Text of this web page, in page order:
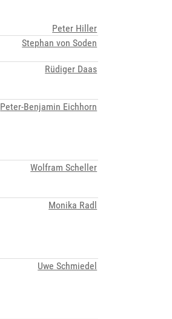
Peter Hiller
Stephan von Soden
Rüdiger Daas
Peter-Benjamin Eichhorn
Wolfram Scheller
Monika Radl
Uwe Schmiedel